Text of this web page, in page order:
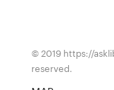
© 2019 https://
reserved.